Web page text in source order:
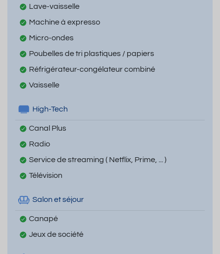
Lave-vaisselle
Machine à expresso
Micro-ondes
Poubelles de tri plastiques / papiers
Réfrigérateur-congélateur combiné
Vaisselle
High-Tech
Canal Plus
Radio
Service de streaming ( Netflix, Prime, ... )
Télévision
Salon et séjour
Canapé
Jeux de société